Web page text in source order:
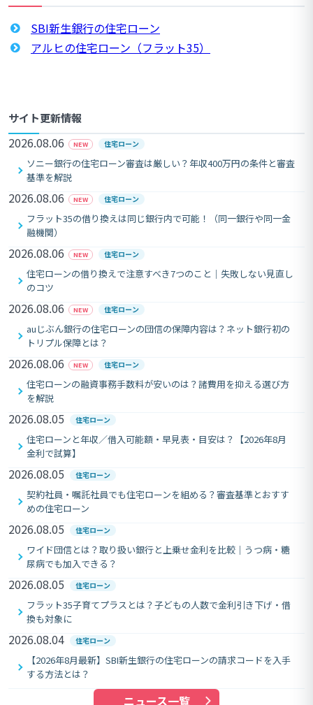
SBI新生銀行の住宅ローン
アルヒの住宅ローン（フラット35）
サイト更新情報
2026.08.06 NEW 住宅ローン
ソニー銀行の住宅ローン審査は厳しい？年収400万円の条件と審査
基準を解説
2026.08.06 NEW 住宅ローン
フラット35の借り換えは同じ銀行内で可能！（同一銀行や同一金
融機関）
2026.08.06 NEW 住宅ローン
住宅ローンの借り換えで注意すべき7つのこと｜失敗しない見直し
のコツ
2026.08.06 NEW 住宅ローン
auじぶん銀行の住宅ローンの団信の保障内容は？ネット銀行初の
トリプル保障とは？
2026.08.06 NEW 住宅ローン
住宅ローンの融資事務手数料が安いのは？諸費用を抑える選び方
を解説
2026.08.05 住宅ローン
住宅ローンと年収／借入可能額・早見表・目安は？【2026年8月
金利で試算】
2026.08.05 住宅ローン
契約社員・嘱託社員でも住宅ローンを組める？審査基準とおすす
めの住宅ローン
2026.08.05 住宅ローン
ワイド団信とは？取り扱い銀行と上乗せ金利を比較｜うつ病・糖
尿病でも加入できる？
2026.08.05 住宅ローン
フラット35子育てプラスとは？子どもの人数で金利引き下げ・借
換も対象に
2026.08.04 住宅ローン
【2026年8月最新】SBI新生銀行の住宅ローンの請求コードを入手
する方法とは？
ニュース一覧